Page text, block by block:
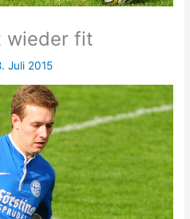
wieder fit
Juli 2015